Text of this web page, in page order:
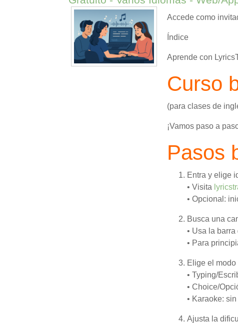
Accede como
Índice
Aprende con
Curso
(para clases de
¡Vamos paso a
Pasos
Entra y elige
• Visita
• Opcional:
Busca una
• Usa la
• Para
Elige el
• Typing/
• Choice/
• Karaoke:
Ajusta la